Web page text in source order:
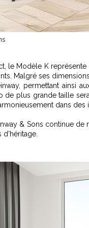
le Modèle K
Malgré ses
permettant ainsi
de plus grande taille
dans
& Sons continue
d'héritage.